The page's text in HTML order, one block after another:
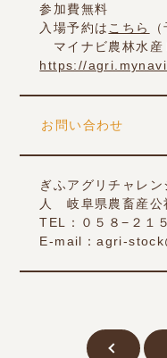
参加費無料
入場予約は こちら
マイナビ農林水
https://
お問い合わせ
ぎふアグリチャレ
人 岐阜県農畜産公
TEL：０５８−２１
E-mail：agri-